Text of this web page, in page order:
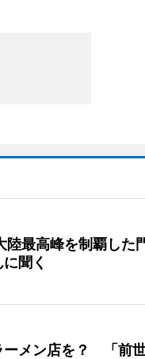
陸最高峰を制覇した
聞く
ーメン店を？ 「前